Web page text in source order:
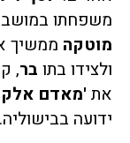
משפחתו במושב
מוטקה ממשיך
ולצידו בתו בר,
את 'מאדם
ידועה בבישוליה.